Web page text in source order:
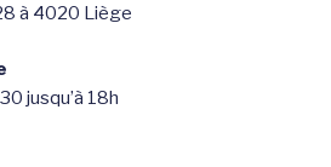
à 4020 Liège
jusqu’à 18h